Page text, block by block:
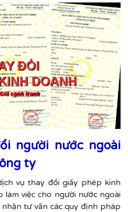
người nước ngoài
ty
vụ thay đổi giấy phép kinh
làm việc cho người nước ngoài
tư vấn các quy định pháp